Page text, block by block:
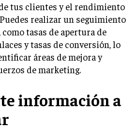
Y RESOLUCIÓN DE CONFLICTOS
Y REGULACIONES
Y CASOS DE ESTUDIO
DE NEGOCIOS
tus clientes y el rendimiento
realizar un seguimiento
tasas de apertura de
y tasas de conversión, lo
áreas de mejora y
de marketing.
información a